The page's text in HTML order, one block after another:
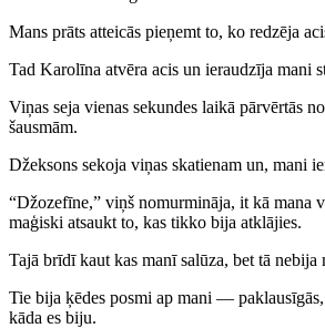
Mans prāts atteicās pieņemt to, ko redzēja
Tad Karolīna atvēra acis un ieraudzīja mani
Viņas seja vienas sekundes laikā pārvērtās
šausmām.
Džeksons sekoja viņas skatienam un, mani
“Džozefīne,” viņš nomurmināja, it kā mana
maģiski atsaukt to, kas tikko bija atklājies.
Tajā brīdī kaut kas manī salūza, bet tā nebija
Tie bija ķēdes posmi ap mani —
kāda es biju.